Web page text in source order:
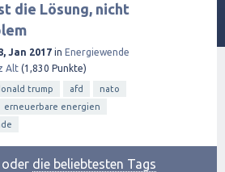
die Lösung, nicht
Jan 2017 in Energiewende
Alt (1,830 Punkte)
trump afd
nato
erneuerbare energien
oder die beliebtesten Tags